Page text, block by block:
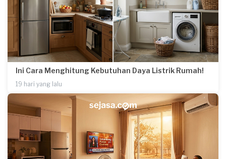
Ini Cara Menghitung Kebutuhan Daya Listrik Rumah!
19 hari yang lalu